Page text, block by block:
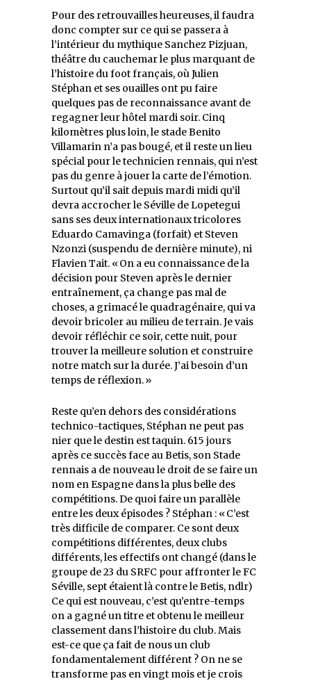
Pour des retrouvailles heureuses, il faudra
donc compter sur ce qui se passera à
l’intérieur du mythique Sanchez Pizjuan,
théâtre du cauchemar le plus marquant de
l’histoire du foot français, où Julien
Stéphan et ses ouailles ont pu faire
quelques pas de reconnaissance avant de
regagner leur hôtel mardi soir. Cinq
kilomètres plus loin, le stade Benito
Villamarin n’a pas bougé, et il reste un lieu
spécial pour le technicien rennais, qui n’est
pas du genre à jouer la carte de l’émotion.
Surtout qu’il sait depuis mardi midi qu’il
devra accrocher le Séville de Lopetegui
sans ses deux internationaux tricolores
Eduardo Camavinga (forfait) et Steven
Nzonzi (suspendu de dernière minute), ni
Flavien Tait. « On a eu connaissance de la
décision pour Steven après le dernier
entraînement, ça change pas mal de
choses, a grimacé le quadragénaire, qui va
devoir bricoler au milieu de terrain. Je vais
devoir réfléchir ce soir, cette nuit, pour
trouver la meilleure solution et construire
notre match sur la durée. J’ai besoin d’un
temps de réflexion. »
Reste qu’en dehors des considérations
technico-tactiques, Stéphan ne peut pas
nier que le destin est taquin. 615 jours
après ce succès face au Betis, son Stade
rennais a de nouveau le droit de se faire un
nom en Espagne dans la plus belle des
compétitions. De quoi faire un parallèle
entre les deux épisodes ? Stéphan : « C’est
très difficile de comparer. Ce sont deux
compétitions différentes, deux clubs
différents, les effectifs ont changé (dans le
groupe de 23 du SRFC pour affronter le FC
Séville, sept étaient là contre le Betis, ndlr)
Ce qui est nouveau, c’est qu’entre-temps
on a gagné un titre et obtenu le meilleur
classement dans l’histoire du club. Mais
est-ce que ça fait de nous un club
fondamentalement différent ? On ne se
transforme pas en vingt mois et je crois